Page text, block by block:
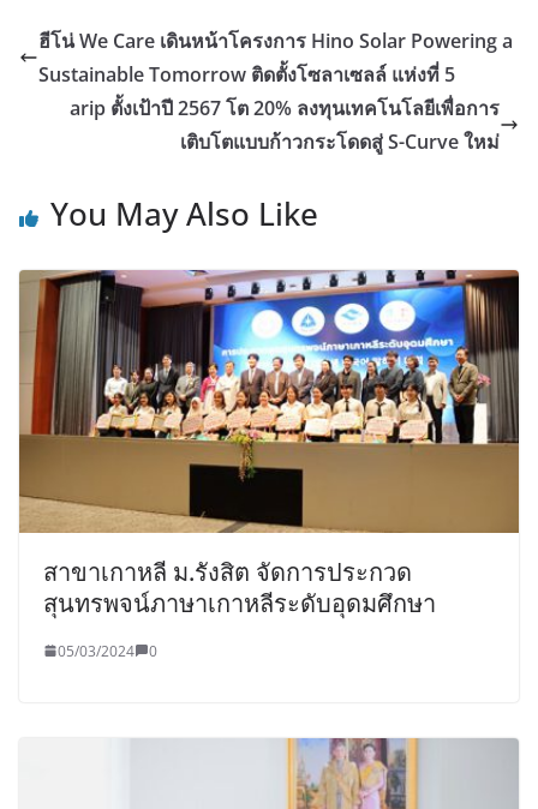
ฮีโน่ We Care เดินหน้าโครงการ Hino Solar Powering a
Sustainable Tomorrow ติดตั้งโซลาเซลล์ แห่งที่ 5
arip ตั้งเป้าปี 2567 โต 20% ลงทุนเทคโนโลยีเพื่อการ
เติบโตแบบก้าวกระโดดสู่ S-Curve ใหม่
You May Also Like
สาขาเกาหลี ม.รังสิต จัดการประกวด
สุนทรพจน์ภาษาเกาหลีระดับอุดมศึกษา
05/03/2024 0